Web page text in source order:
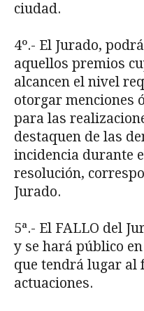
ciudad.
4º.- El Jurado,
aquellos premios
alcancen el nivel
otorgar menciones
para las
destaquen de las
incidencia durante
resolución,
Jurado.
5ª.- El FALLO del
y se hará público
que tendrá lugar al
actuaciones.